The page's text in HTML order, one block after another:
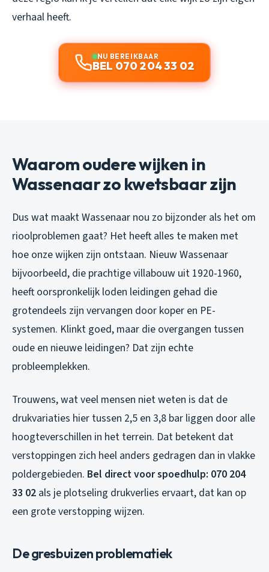
verhaal heeft.
NU BEREIKBAAR
BEL 070 204 33 02
Waarom oudere wijken in
Wassenaar zo kwetsbaar zijn
Dus wat maakt Wassenaar nou zo bijzonder als het om
rioolproblemen gaat? Het heeft alles te maken met
hoe onze wijken zijn ontstaan. Nieuw Wassenaar
bijvoorbeeld, die prachtige villabouw uit 1920-1960,
heeft oorspronkelijk loden leidingen gehad die
grotendeels zijn vervangen door koper en PE-
systemen. Klinkt goed, maar die overgangen tussen
oude en nieuwe leidingen? Dat zijn echte
probleemplekken.
Trouwens, wat veel mensen niet weten is dat de
drukvariaties hier tussen 2,5 en 3,8 bar liggen door alle
hoogteverschillen in het terrein. Dat betekent dat
verstoppingen zich heel anders gedragen dan in vlakke
poldergebieden. Bel direct voor spoedhulp: 070 204
33 02 als je plotseling drukverlies ervaart, dat kan op
een grote verstopping wijzen.
De gresbuizen problematiek